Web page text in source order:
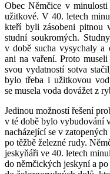
Obec Němčice v
užitkové. V 40. letech
kteří byli zásobeni pitnou
studní soukromých.
v době sucha vysychaly a
ani na vaření. Proto
svou vydatností sotva
bylo třeba i užitkovou
se musela voda dovážet z
Jedinou možností řešení
v té době bylo vybudování
nacházející se v
po těžbě železné rudy.
jeskyňáři ve 40. letech
do němčických jeskyní a